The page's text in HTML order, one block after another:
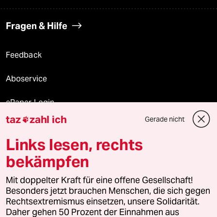
Fragen & Hilfe
Feedback
Aboservice
ePaper Login
Downloads für Abonnierende
© 2026 taz Verlags und Vertriebs GmbH
Alle Rechte vorbehalten. Bei rechtlichen Fragen oder für Genehmigungen
wenden Sie sich bitte an lizenzen@taz.de
taz zahl ich Gerade nicht
Links lesen, rechts
bekämpfen
Mit doppelter Kraft für eine offene Gesellschaft!
Besonders jetzt brauchen Menschen, die sich gegen
Rechtsextremismus einsetzen, unsere Solidarität.
Daher gehen 50 Prozent der Einnahmen aus